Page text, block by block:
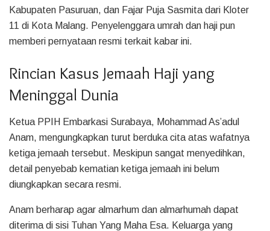
Kabupaten Pasuruan, dan Fajar Puja Sasmita dari Kloter
11 di Kota Malang. Penyelenggara umrah dan haji pun
memberi pernyataan resmi terkait kabar ini.
Rincian Kasus Jemaah Haji yang
Meninggal Dunia
Ketua PPIH Embarkasi Surabaya, Mohammad As’adul
Anam, mengungkapkan turut berduka cita atas wafatnya
ketiga jemaah tersebut. Meskipun sangat menyedihkan,
detail penyebab kematian ketiga jemaah ini belum
diungkapkan secara resmi.
Anam berharap agar almarhum dan almarhumah dapat
diterima di sisi Tuhan Yang Maha Esa. Keluarga yang